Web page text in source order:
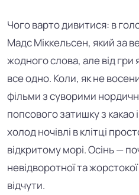
Чого варто дивитися: в
Мадс Міккельсен, який за
жодного слова, але від
все одно. Коли, як не
фільми з суворими
попсового затишку з какао
холод ночівлі в клітці
відкритому морі. Осінь —
невідворотної та
відчути.